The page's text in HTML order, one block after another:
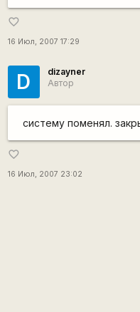
favorite_border
16 Июл, 2007 17:29
D
dizayner
Автор
систему поменял.
favorite_border
16 Июл, 2007 23:02